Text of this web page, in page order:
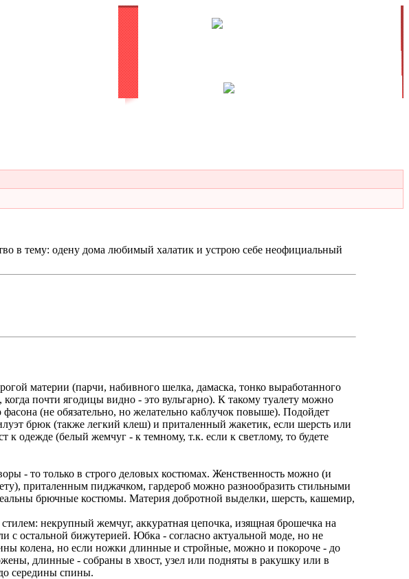
в тему: одену дома любимый халатик и устрою себе неофициальный
материи (парчи, набивного шелка, дамаска, тонко выработанного
почти ягодицы видно - это вульгарно). К такому туалету можно
(не обязательно, но желательно каблучок повыше). Подойдет
брюк (также легкий клеш) и приталенный жакетик, если шерсть или
одежде (белый жемчуг - к темному, т.к. если к светлому, то будете
- то только в строго деловых костюмах. Женственность можно (и
приталенным пиджачком, гардероб можно разнообразить стильными
брючные костюмы. Материя добротной выделки, шерсть, кашемир,
некрупный жемчуг, аккуратная цепочка, изящная брошечка на
с остальной бижутерией. Юбка - согласно актуальной моде, но не
колена, но если ножки длинные и стройные, можно и покороче - до
длинные - собраны в хвост, узел или подняты в ракушку или в
середины спины.